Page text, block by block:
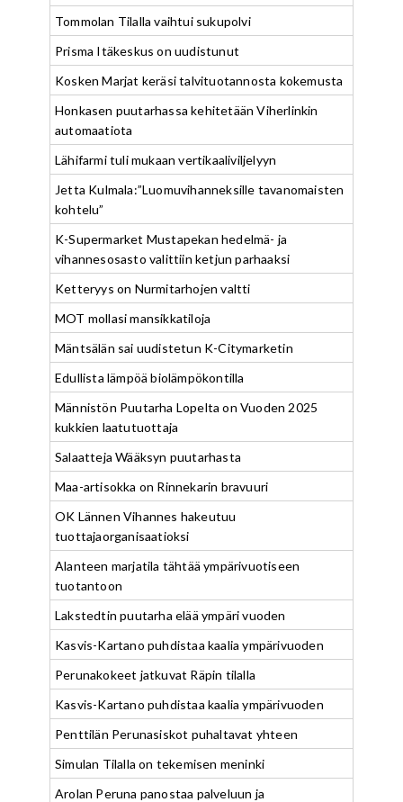
Tommolan Tilalla vaihtui sukupolvi
Prisma Itäkeskus on uudistunut
Kosken Marjat keräsi talvituotannosta kokemusta
Honkasen puutarhassa kehitetään Viherlinkin
automaatiota
Lähifarmi tuli mukaan vertikaaliviljelyyn
Jetta Kulmala:”Luomuvihanneksille tavanomaisten
kohtelu”
K-Supermarket Mustapekan hedelmä- ja
vihannesosasto valittiin ketjun parhaaksi
Ketteryys on Nurmitarhojen valtti
MOT mollasi mansikkatiloja
Mäntsälän sai uudistetun K-Citymarketin
Edullista lämpöä biolämpökontilla
Männistön Puutarha Lopelta on Vuoden 2025
kukkien laatutuottaja
Salaatteja Wääksyn puutarhasta
Maa-artisokka on Rinnekarin bravuuri
OK Lännen Vihannes hakeutuu
tuottajaorganisaatioksi
Alanteen marjatila tähtää ympärivuotiseen
tuotantoon
Lakstedtin puutarha elää ympäri vuoden
Kasvis-Kartano puhdistaa kaalia ympärivuoden
Perunakokeet jatkuvat Räpin tilalla
Kasvis-Kartano puhdistaa kaalia ympärivuoden
Penttilän Perunasiskot puhaltavat yhteen
Simulan Tilalla on tekemisen meninki
Arolan Peruna panostaa palveluun ja